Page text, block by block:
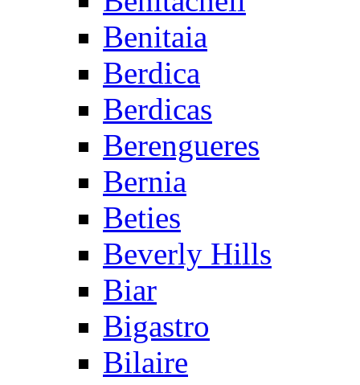
Benitaia
Berdica
Berdicas
Berengueres
Bernia
Beties
Beverly Hills
Biar
Bigastro
Bilaire